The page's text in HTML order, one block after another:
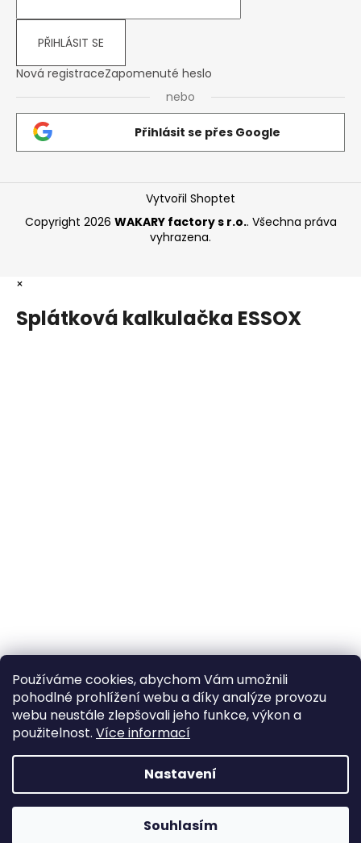
Používáme cookies, abychom Vám umožnili
pohodlné prohlížení webu a díky analýze provozu
webu neustále zlepšovali jeho funkce, výkon a
použitelnost. Více informací
Nastavení
Souhlasím
PŘIHLÁSIT SE
Nová registraceZapomenuté heslo
nebo
Přihlásit se přes Google
Vytvořil Shoptet
Copyright 2026 WAKARY factory s r.o.. Všechna práva
vyhrazena.
×
Splátková kalkulačka ESSOX